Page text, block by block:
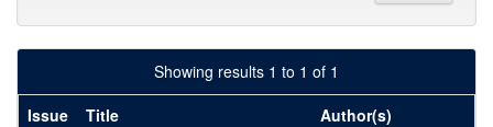
Showing results 1 to 1 of 1
Issue
Title Author(s)